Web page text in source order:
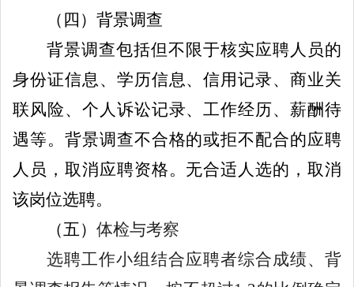
（ 四 ）背景调查
背景调查包括但不限于核实应聘 人员的
身份证信息、学历信息、信用记录、商业关
联风险、个人诉讼记录、工作经历、薪酬待
遇等。背景调查不合格的或拒不配合的应聘
人员 ，取消应聘资格。无合适人选的，取消
该岗位选聘。
（五） 体检与考察
选聘工作小组结合应聘者综合成绩、背